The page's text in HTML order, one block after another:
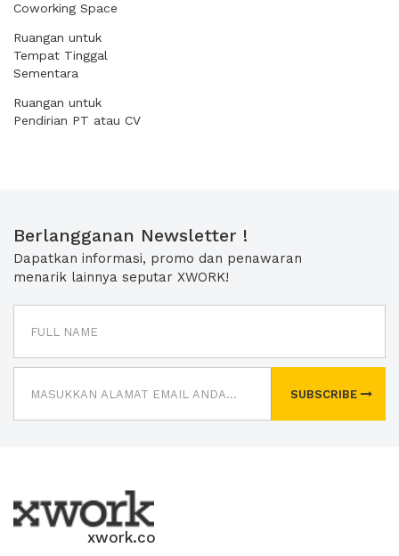
Coworking Space
Ruangan untuk
Tempat Tinggal
Sementara
Ruangan untuk
Pendirian PT atau CV
Berlangganan Newsletter !
Dapatkan informasi, promo dan penawaran
menarik lainnya seputar XWORK!
SUBSCRIBE
xwork.co